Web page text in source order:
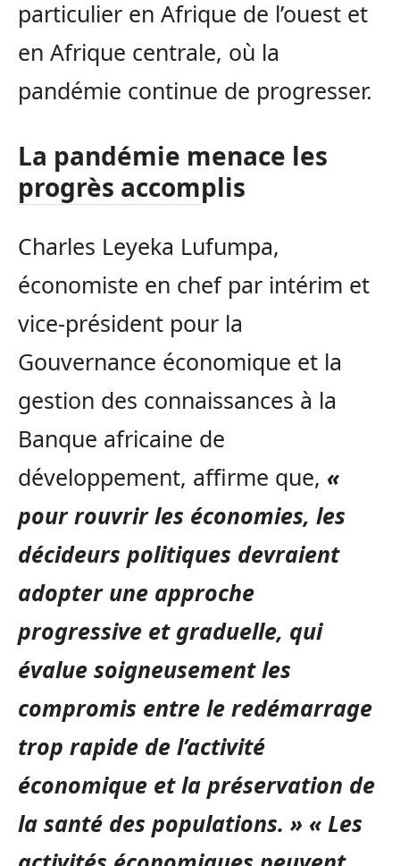
particulier en Afrique de l’ouest et
en Afrique centrale, où la
pandémie continue de progresser.
La pandémie menace les
progrès accomplis
Charles Leyeka Lufumpa,
économiste en chef par intérim et
vice-président pour la
Gouvernance économique et la
gestion des connaissances à la
Banque africaine de
développement, affirme que, «
pour rouvrir les économies, les
décideurs politiques devraient
adopter une approche
progressive et graduelle, qui
évalue soigneusement les
compromis entre le redémarrage
trop rapide de l’activité
économique et la préservation de
la santé des populations. » « Les